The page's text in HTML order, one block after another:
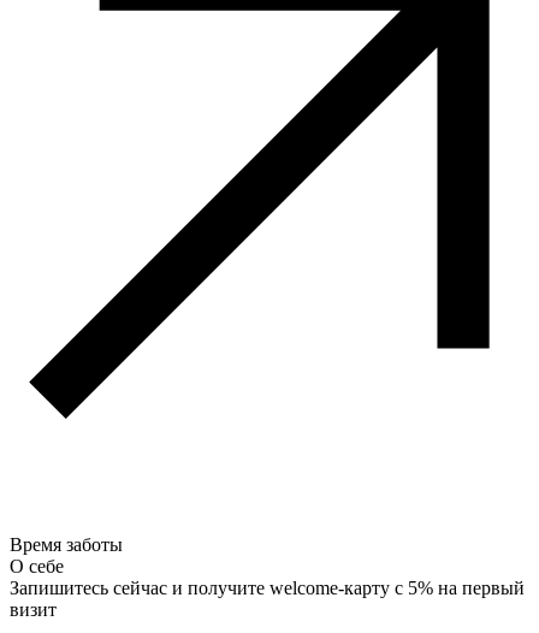
Время заботы
О себе
Запишитесь сейчас и получите welcome-карту с 5% на первый
визит